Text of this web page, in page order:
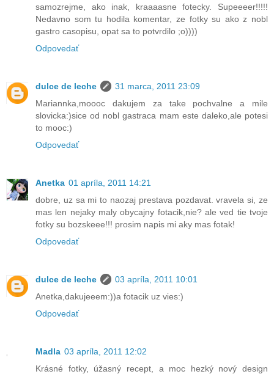
samozrejme, ako inak, kraaaasne fotecky. Supeeeer!!!!!
Nedavno som tu hodila komentar, ze fotky su ako z nobl
gastro casopisu, opat sa to potvrdilo ;o))))
Odpovedať
dulce de leche
31 marca, 2011 23:09
Mariannka,moooc dakujem za take pochvalne a mile
slovicka:)sice od nobl gastraca mam este daleko,ale potesi
to mooc:)
Odpovedať
Anetka 01 apríla, 2011 14:21
dobre, uz sa mi to naozaj prestava pozdavat. vravela si, ze
mas len nejaky maly obycajny fotacik,nie? ale ved tie tvoje
fotky su bozskeee!!! prosim napis mi aky mas fotak!
Odpovedať
dulce de leche
03 apríla, 2011 10:01
Anetka,dakujeeem:))a fotacik uz vies:)
Odpovedať
Madla 03 apríla, 2011 12:02
Krásné fotky, úžasný recept, a moc hezký nový design